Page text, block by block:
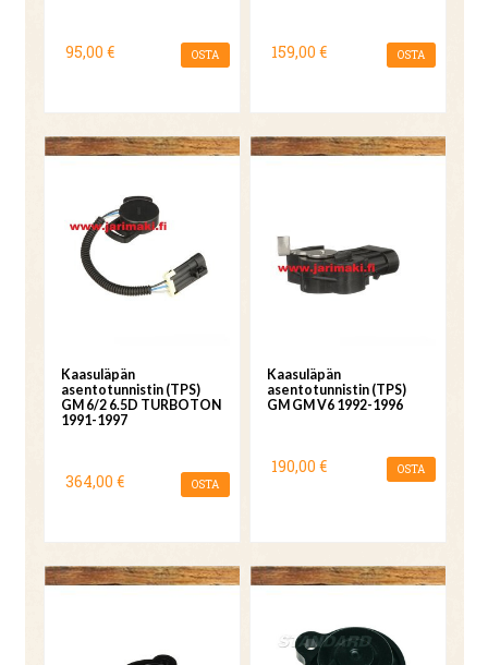
95,00 € OSTA 159,00 € OSTA
Kaasuläpän
asentotunnistin (TPS)
GM 6/2 6.5D TURBOTON
1991-1997
364,00 € OSTA
Kaasuläpän
asentotunnistin (TPS)
GM GM V6 1992-1996
190,00 € OSTA